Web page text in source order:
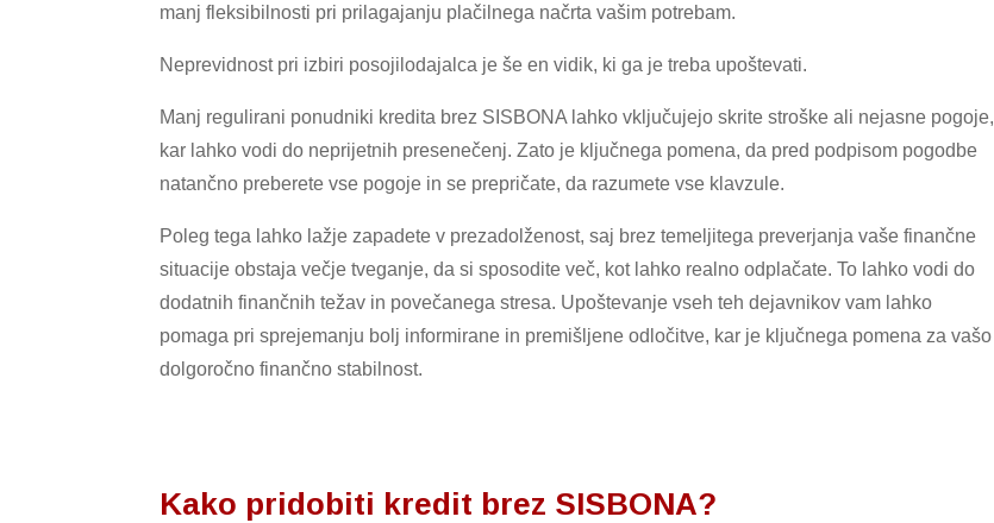
manj fleksibilnosti pri prilagajanju plačilnega načrta vašim potrebam.
Neprevidnost pri izbiri posojilodajalca je še en vidik, ki ga je treba upoštevati.
Manj regulirani ponudniki kredita brez SISBONA lahko vključujejo skrite stroške ali nejasne pogoje,
kar lahko vodi do neprijetnih presenečenj. Zato je ključnega pomena, da pred podpisom pogodbe
natančno preberete vse pogoje in se prepričate, da razumete vse klavzule.
Poleg tega lahko lažje zapadete v prezadolženost, saj brez temeljitega preverjanja vaše finančne
situacije obstaja večje tveganje, da si sposodite več, kot lahko realno odplačate. To lahko vodi do
dodatnih finančnih težav in povečanega stresa. Upoštevanje vseh teh dejavnikov vam lahko
pomaga pri sprejemanju bolj informirane in premišljene odločitve, kar je ključnega pomena za vašo
dolgoročno finančno stabilnost.
Kako pridobiti kredit brez SISBONA?